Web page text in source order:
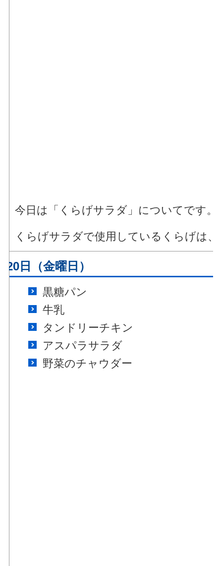
今日は「くらげサラダ」についてです。
くらげサラダで使用しているくらげは
20日（金曜日）
黒糖パン
牛乳
タンドリーチキン
アスパラサラダ
野菜のチャウダー